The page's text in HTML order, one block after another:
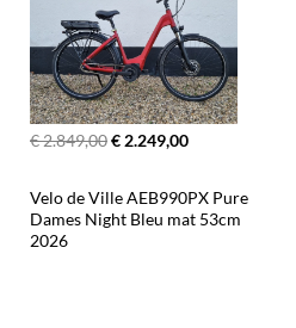
€ 2.849,00€ 2.249,00
Velo de Ville AEB990PX Pure
Dames Night Bleu mat 53cm
2026